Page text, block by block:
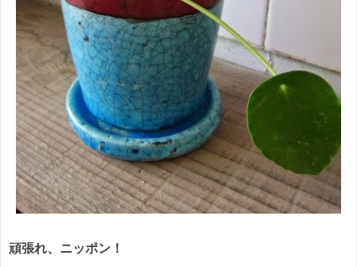
頑張れ、ニッポン！